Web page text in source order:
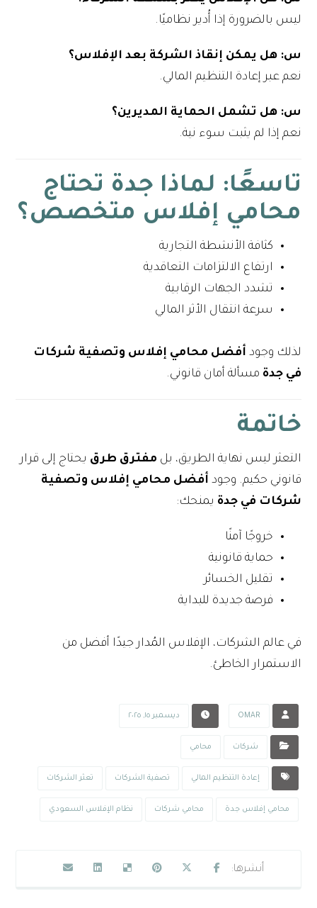
ليس بالضرورة إذا أُدير نظاميًا.
س: هل يمكن إنقاذ الشركة بعد الإفلاس؟
نعم عبر إعادة التنظيم المالي.
س: هل تشمل الحماية المديرين؟
نعم إذا لم يثبت سوء نية.
تاسعًا: لماذا جدة تحتاج
محامي إفلاس متخصص؟
كثافة الأنشطة التجارية
ارتفاع الالتزامات التعاقدية
تشدد الجهات الرقابية
سرعة انتقال الأثر المالي
لذلك وجود أفضل محامي إفلاس وتصفية شركات
في جدة مسألة أمان قانوني.
خاتمة
التعثر ليس نهاية الطريق، بل مفترق طرق يحتاج إلى قرار
قانوني حكيم. وجود أفضل محامي إفلاس وتصفية
شركات في جدة يمنحك:
خروجًا آمنًا
حماية قانونية
تقليل الخسائر
فرصة جديدة للبداية
في عالم الشركات، الإفلاس المُدار جيدًا أفضل من
الاستمرار الخاطئ.
OMAR ديسمبر ١٥, ٢٠٢٥
شركات محامي
إعادة التنظيم المالي تصفية الشركات تعثر الشركات
محامي إفلاس جدة محامي شركات نظام الإفلاس السعودي